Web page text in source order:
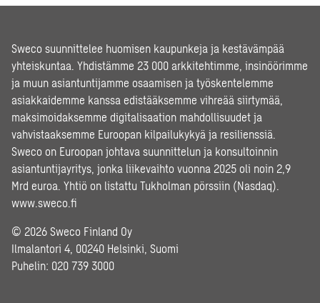
Sweco suunnittelee huomisen kaupunkeja ja kestävämpää
yhteiskuntaa. Yhdistämme 23 000 arkkitehtimme, insinöörimme
ja muun asiantuntijamme osaamisen ja työskentelemme
asiakkaidemme kanssa edistääksemme vihreää siirtymää,
maksimoidaksemme digitalisaation mahdollisuudet ja
vahvistaaksemme Euroopan kilpailukykyä ja resilienssiä.
Sweco on Euroopan johtava suunnittelun ja konsultoinnin
asiantuntijayritys, jonka liikevaihto vuonna 2025 oli noin 2,9
Mrd euroa. Yhtiö on listattu Tukholman pörssiin (Nasdaq).
www.sweco.fi
© 2026 Sweco Finland Oy
Ilmalantori 4, 00240 Helsinki, Suomi
Puhelin: 020 739 3000